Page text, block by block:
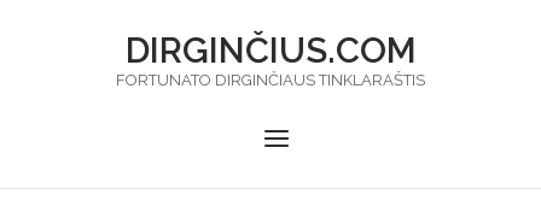
DIRGINČIUS.COM
FORTUNATO DIRGINČIAUS TINKLARAŠTIS
Menu